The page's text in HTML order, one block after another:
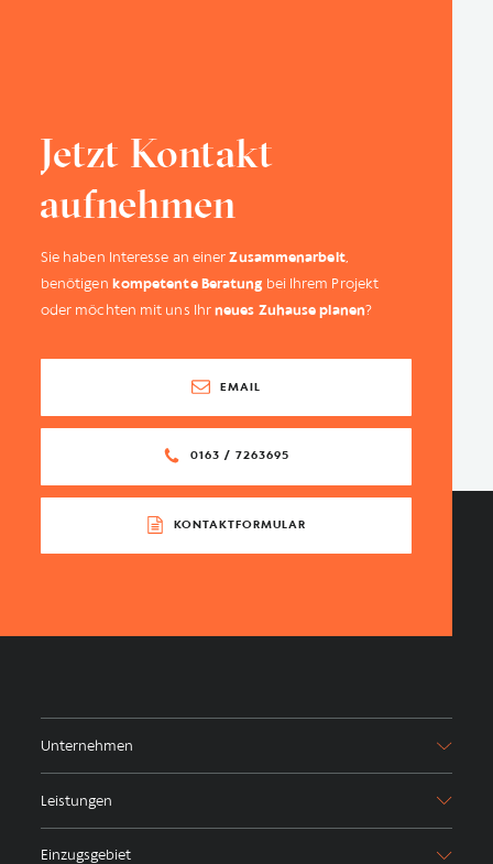
Jetzt Kontakt
aufnehmen
Sie haben Interesse an einerZusammenarbeit,
benötigen kompetente Beratung bei Ihrem Projekt
oder möchten mit uns Ihrneues Zuhause planen?
EMAIL
0163 / 7263695
KONTAKTFORMULAR
Unternehmen
Leistungen
Einzugsgebiet